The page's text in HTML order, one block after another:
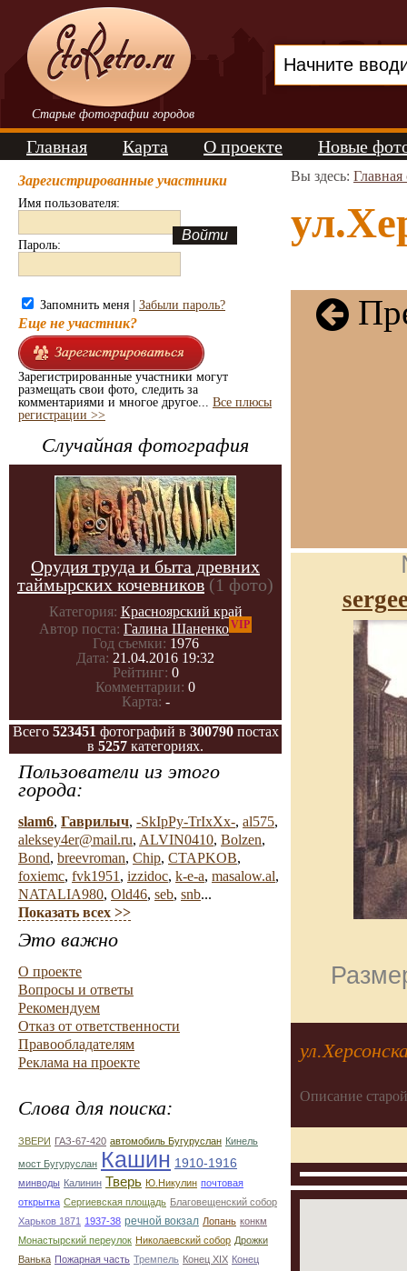
Старые фотографии городов
Главная Карта О проекте Новые
Зарегистрированные участники
Имя пользователя:
Пароль:
Запомнить меня | Забыли пароль?
Еще не участник?
Зарегистрированные участники могут
размещать свои фото, следить за
комментариями и многое другое... Все плюсы
регистрации >>
Случайная фотография
Орудия труда и быта древних
таймырских кочевников (1 фото)
Категория: Красноярский край
Автор поста: Галина ШаненкоVIP
Год съемки: 1976
Дата: 21.04.2016 19:32
Рейтинг: 0
Комментарии: 0
Карта: -
Всего 523451 фотографий в 300790постах
в 5257 категориях.
Пользователи из этого
города:
slam6, Гаврилыч, -SkIpPy-TrIxXx-, al575,
aleksey4er@mail.ru, ALVIN0410, Bolzen,
Bond, breevroman, Chip, CTAPKOB,
foxiemc, fvk1951 , izzidoc, k-e-a, masalow.al,
NATALIA980, Old46, seb, snb...
Показать всех >>
Это важно
О проекте
Вопросы и ответы
Рекомендуем
Отказ от ответственности
Правообладателям
Реклама на проекте
Слова для поиска:
ЗВЕРИ ГАЗ-67-420 автомобиль Бугуруслан Кинель
мост Бугуруслан Кашин 1910-1916
минводы Калинин Тверь Ю.Никулин почтовая
открытка Сергиевская площадь Благовещенский собор
Харьков 1871 1937-38 речной вокзал Лопань конкм
Монастырский переулок Николаевский собор Дрожки
Ванька Пожарная часть Тремпель Конец XIX Конец
Вы здесь: Главная
Описание